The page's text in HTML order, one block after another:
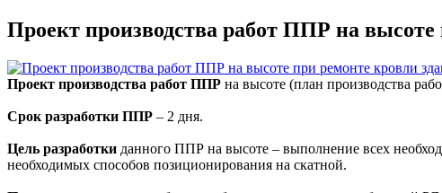
Проект производства работ ППР на
Проект производства работ ППР на высоте (план производства
Срок разработки ППР – 2 дня.
Цель разработки данного ППР на высоте – выполнение всех
необходимых способов позиционирования на скатной.